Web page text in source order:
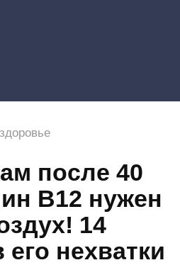
после 40
В12 нужен
14
его нехватки